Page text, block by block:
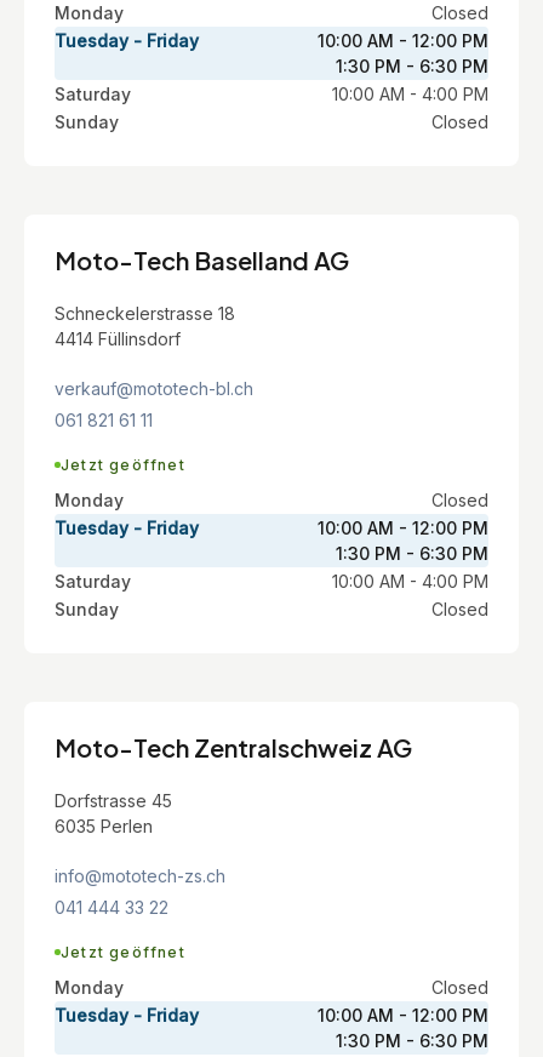
Monday
Closed
Tuesday - Friday
10:00 AM - 12:00 PM
1:30 PM - 6:30 PM
Saturday
10:00 AM - 4:00 PM
Sunday
Closed
Moto-Tech Baselland AG
Schneckelerstrasse 18
4414 Füllinsdorf
verkauf@mototech-bl.ch
061 821 61 11
Jetzt geöffnet
Monday
Closed
Tuesday - Friday
10:00 AM - 12:00 PM
1:30 PM - 6:30 PM
Saturday
10:00 AM - 4:00 PM
Sunday
Closed
Moto-Tech Zentralschweiz AG
Dorfstrasse 45
6035 Perlen
info@mototech-zs.ch
041 444 33 22
Jetzt geöffnet
Monday
Closed
Tuesday - Friday
10:00 AM - 12:00 PM
1:30 PM - 6:30 PM